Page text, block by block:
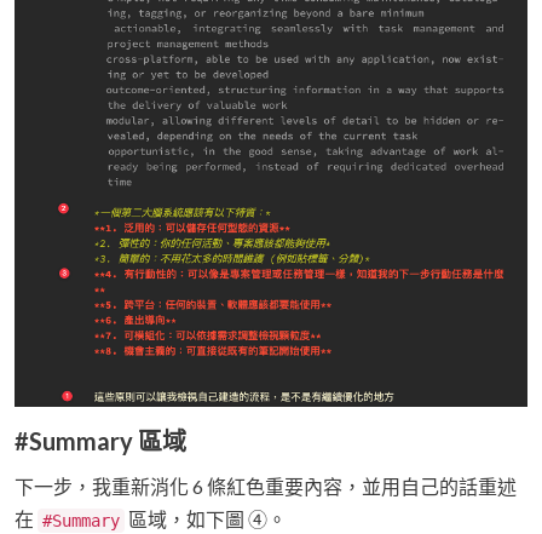
#Summary 區域
下一步，我重新消化 6 條紅色重要內容，並用自己的話重述
在 #Summary 區域，如下圖 ④。